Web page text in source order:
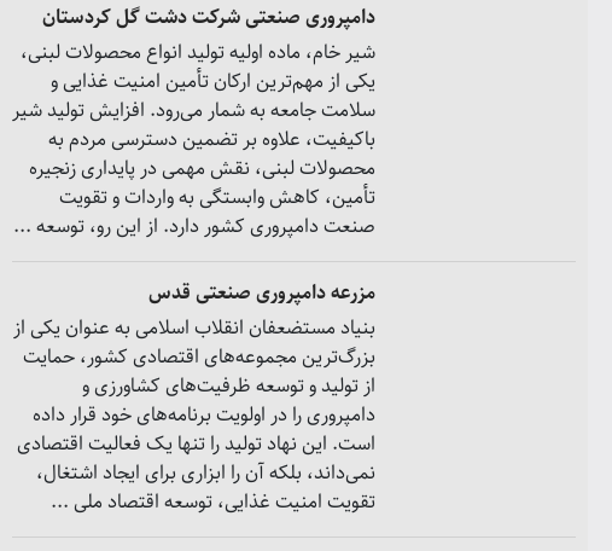
دامپروری صنعتی شرکت دشت گل کردستان
شیر خام، ماده اولیه تولید انواع محصولات لبنی،
یکی از مهم‌ترین ارکان تأمین امنیت غذایی و
سلامت جامعه به شمار می‌رود. افزایش تولید شیر
باکیفیت، علاوه بر تضمین دسترسی مردم به
محصولات لبنی، نقش مهمی در پایداری زنجیره
تأمین، کاهش وابستگی به واردات و تقویت
صنعت دامپروری کشور دارد. از این رو، توسعه ...
مزرعه دامپروری صنعتی قدس
بنیاد مستضعفان انقلاب اسلامی به عنوان یکی از
بزرگ‌ترین مجموعه‌های اقتصادی کشور، حمایت
از تولید و توسعه ظرفیت‌های کشاورزی و
دامپروری را در اولویت برنامه‌های خود قرار داده
است. این نهاد تولید را تنها یک فعالیت اقتصادی
نمی‌داند، بلکه آن را ابزاری برای ایجاد اشتغال،
تقویت امنیت غذایی، توسعه اقتصاد ملی ...